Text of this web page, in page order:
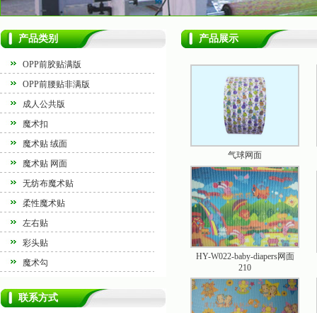
产品类别
OPP前胶贴满版
OPP前腰贴非满版
成人公共版
魔术扣
魔术贴 绒面
魔术贴 网面
无纺布魔术贴
柔性魔术贴
左右贴
彩头贴
魔术勾
联系方式
产品展示
气球网面
HY-W022-baby-diapers网面
210